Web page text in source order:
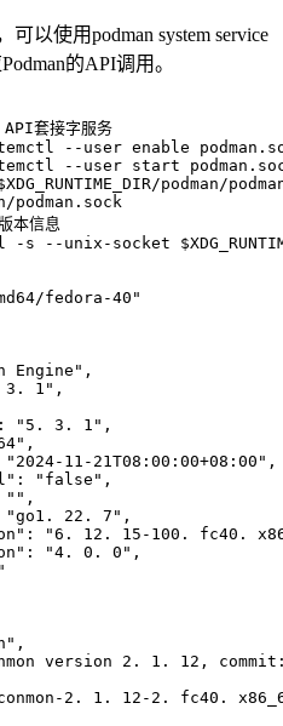
以使用podman system service
的API调用。
套接字服务
--user enable
--user start
podman/
podman.sock
本信息
-s --unix-socket
fedora-40"
Engine",
1",
"5. 3. 1",
11-21T08:00:00+08:00",
"false",
22. 7",
"6. 12. 15-100. fc40.
"4. 0. 0",
version 2. 1. 12,
2. 1. 12-2. fc40.